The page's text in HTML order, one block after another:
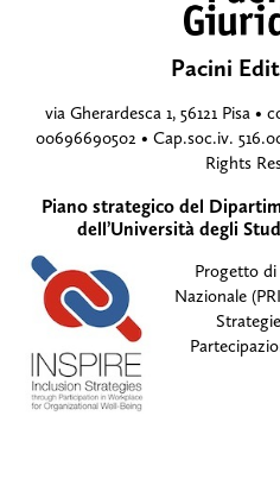
Pacini
via Gherardesca 1, 56121 Pisa
00696690502 • Cap.soc.iv.
Rights
Piano strategico del
dell’Università degli
Progetto di
Nazionale